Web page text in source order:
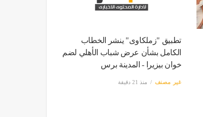
تطبيق "زملكاوى" ينشر الخطاب
الكامل بشأن عرض شباب الأهلي لضم
خوان بيزيرا - المدينة برس
غير مصنف منذ 21 دقيقة